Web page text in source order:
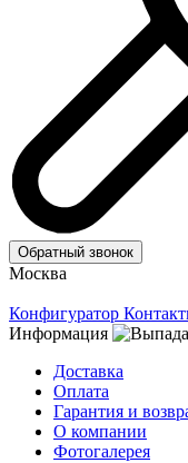
Обратный звонок
Москва
Конфигуратор
Информация
Доставка
Оплата
Гарантия и
О компании
Фотогалерея